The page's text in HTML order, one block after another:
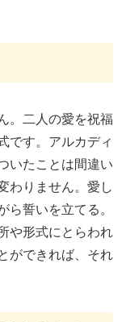
。二人の愛を祝福
です。アルカディ
いたことは間違い
わりません。愛し
ら誓いを立てる。
や形式にとらわれ
ができれば、それ